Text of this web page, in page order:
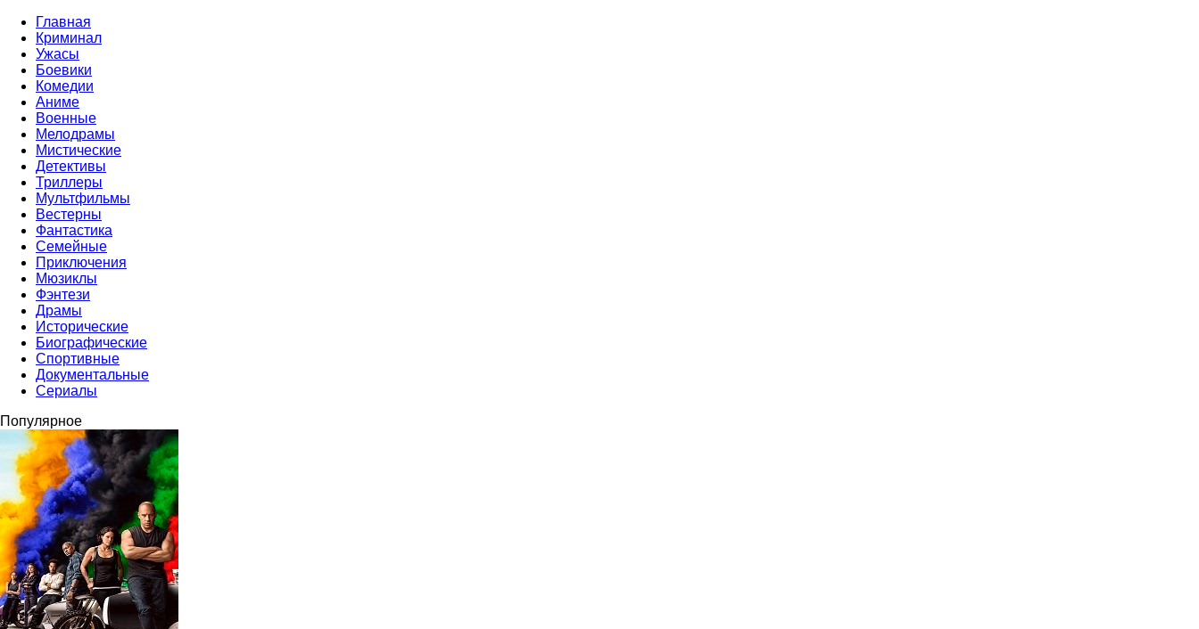
Главная
Криминал
Ужасы
Боевики
Комедии
Аниме
Военные
Мелодрамы
Мистические
Детективы
Триллеры
Мультфильмы
Вестерны
Фантастика
Семейные
Приключения
Мюзиклы
Фэнтези
Драмы
Исторические
Биографические
Спортивные
Документальные
Сериалы
Популярное